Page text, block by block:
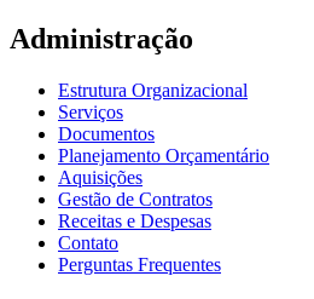
Administração
Estrutura Organizacional
Serviços
Documentos
Planejamento Orçamentário
Aquisições
Gestão de Contratos
Receitas e Despesas
Contato
Perguntas Frequentes